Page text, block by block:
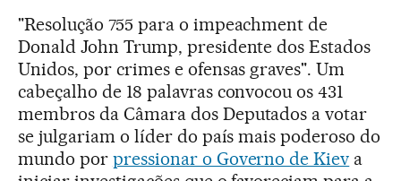
"Resolução 755 para o impeachment de
Donald John Trump, presidente dos Estados
Unidos, por crimes e ofensas graves". Um
cabeçalho de 18 palavras convocou os 431
membros da Câmara dos Deputados a votar
se julgariam o líder do país mais poderoso do
mundo por pressionar o Governo de Kiev a